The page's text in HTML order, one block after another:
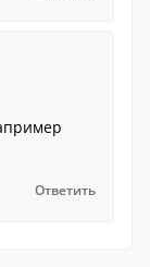
Ответить